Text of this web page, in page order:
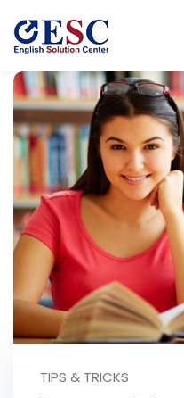
TIPS & TRICKS
Don’t have
Remember me